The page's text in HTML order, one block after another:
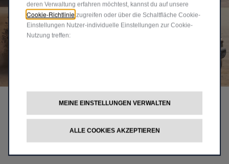
ZUGKRAFT
deren Verwaltung erfahren möchtest, kannst du auf unsere
Cookie-Richtlinie zugreifen oder über die Schaltfläche Cookie-
Einstellungen Nutzer-individuelle Einstellungen zur Cookie-
Nutzung treffen:
MEINE EINSTELLUNGEN VERWALTEN
ALLE COOKIES AKZEPTIEREN